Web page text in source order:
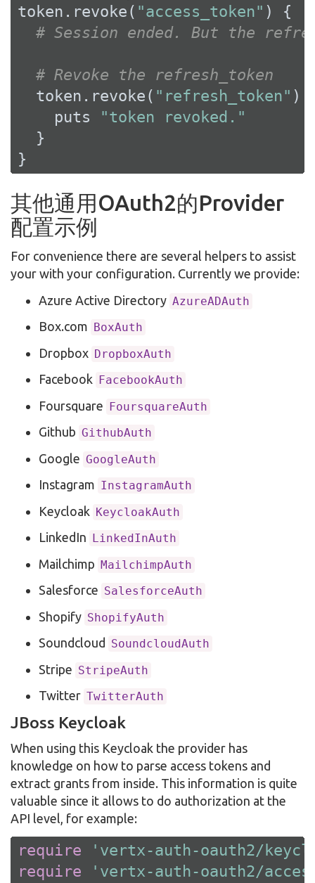
token.revoke( "access_token" ) {
# Session ended. But the
# Revoke the refresh_token
  token.revoke(
"refresh_token" )
    puts
"token revoked."
  }
}
其他通用OAuth2的Provider
配置示例
For convenience there are several helpers to assist
your with your configuration. Currently we provide:
Azure Active Directory AzureADAuth
Box.com BoxAuth
Dropbox DropboxAuth
Facebook FacebookAuth
Foursquare FoursquareAuth
Github GithubAuth
Google GoogleAuth
Instagram InstagramAuth
Keycloak KeycloakAuth
LinkedIn LinkedInAuth
Mailchimp MailchimpAuth
Salesforce SalesforceAuth
Shopify ShopifyAuth
Soundcloud SoundcloudAuth
Stripe StripeAuth
Twitter TwitterAuth
JBoss Keycloak
When using this Keycloak the provider has
knowledge on how to parse access tokens and
extract grants from inside. This information is quite
valuable since it allows to do authorization at the
API level, for example:
require
'vertx-auth-oauth2/
require
'vertx-auth-oauth2/